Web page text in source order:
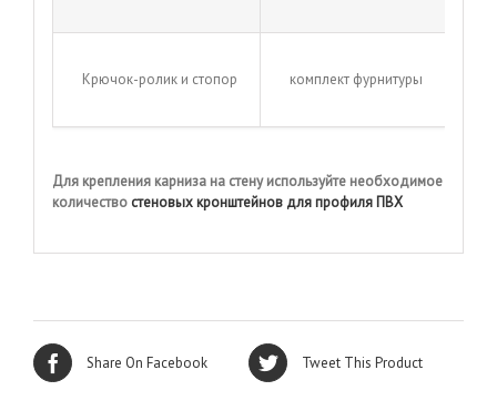
Крючок-ролик и стопор комплект фурнитуры
Для крепления карниза на стену используйте необходимое
количество стеновых кронштейнов для профиля ПВХ
Share On Facebook Tweet This Product